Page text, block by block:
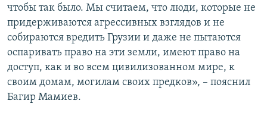
чтобы так было. Мы считаем, что люди, которые не
придерживаются агрессивных взглядов и не
собираются вредить Грузии и даже не пытаются
оспаривать право на эти земли, имеют право на
доступ, как и во всем цивилизованном мире, к
своим домам, могилам своих предков», – пояснил
Багир Мамиев.